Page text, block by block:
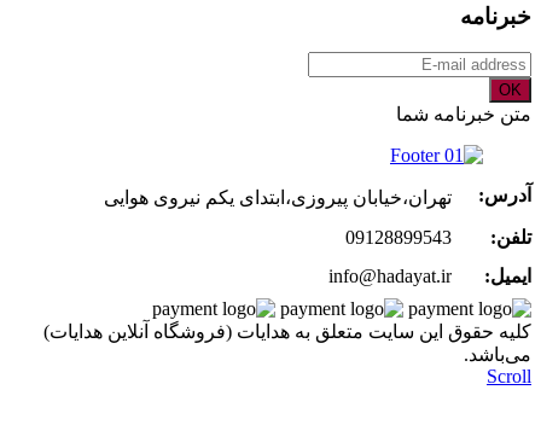
خبرنامه
OK
متن خبرنامه شما
آدرس:
تهران،خیابان پیروزی،ابتدای یکم نیروی هوایی
تلفن:
09128899543
ایمیل:
info@hadayat.ir
کليه حقوق اين سايت متعلق به هدایات (فروشگاه آنلاین هدایات)
می‌باشد.
Scroll